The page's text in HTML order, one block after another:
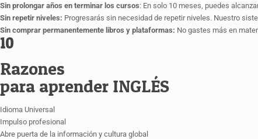
Sin prolongar años en terminar los cursos: En solo 10 meses, puedes
Sin repetir niveles: Progresarás sin necesidad de repetir niveles. Nuestro
Sin comprar permanentemente libros y plataformas: No gastes más en
10
Razones
para aprender INGLÉS
Idioma Universal
Impulso profesional
Abre puerta de la información y cultura global